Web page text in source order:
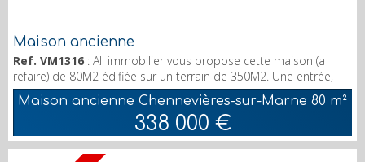
Maison ancienne
Ref. VM1316 : All immobilier vous propose cette maison (a
refaire) de 80M2 édifiée sur un terrain de 350M2. Une entrée,
Un séjour, Une cuisine, Une salle de bain, deux chambres, un
wc, se rajoute un petit studio attenant, un garage et un grand
jardin. Mais également un atelier de bricolage et un appentis
pouvant convenir pour un petit logement, cadastré, M2
supplémentaires non compris dans les 80M2...
Maison ancienne Chennevières-sur-Marne 80 m²
338 000 €